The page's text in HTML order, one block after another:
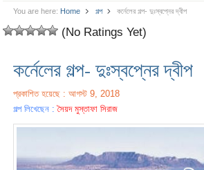
You are here: Home গল্প কর্নেলের গল্প- দুঃস্বপ্নের দ্বীপ
(No Ratings Yet)
কর্নেলের গল্প- দুঃস্বপ্নের দ্বীপ
প্রকাশিত হয়েছে : আগস্ট 9, 2018
গল্প লিখেছেন :সৈয়দ মুস্তাফা সিরাজ